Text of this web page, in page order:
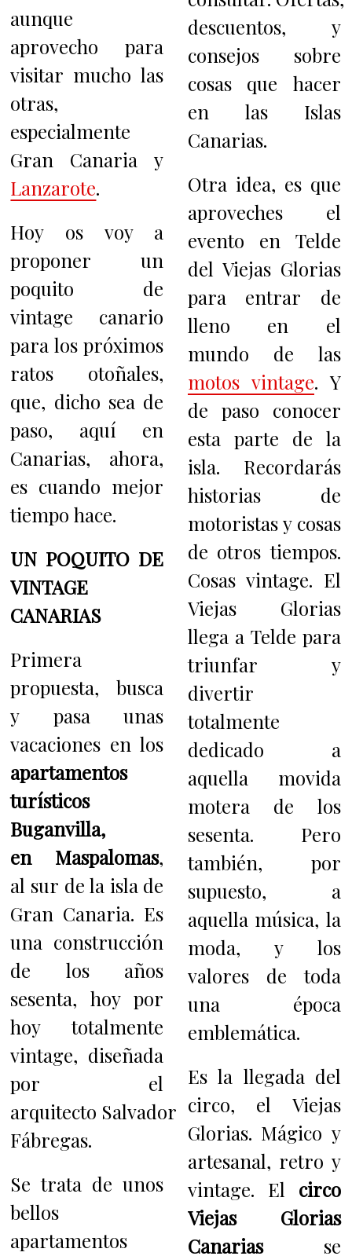
aunque
aprovecho para
visitar mucho las
otras,
especialmente
Gran Canaria y
Lanzarote.
Hoy os voy a
proponer un
poquito de
vintage canario
para los próximos
ratos otoñales,
que, dicho sea de
paso, aquí en
Canarias, ahora,
es cuando mejor
tiempo hace.
UN POQUITO DE
VINTAGE
CANARIAS
Primera
propuesta, busca
y pasa unas
vacaciones en los
apartamentos
turísticos
Buganvilla,
en Maspalomas,
al sur de la isla de
Gran Canaria. Es
una construcción
de los años
sesenta, hoy por
hoy totalmente
vintage, diseñada
por el
arquitecto Salvador
Fábregas.
Se trata de unos
bellos
apartamentos
descuentos, y
consejos sobre
cosas que hacer
en las Islas
Canarias.
Otra idea, es que
aproveches el
evento en Telde
del Viejas Glorias
para entrar de
lleno en el
mundo de las
motos vintage. Y
de paso conocer
esta parte de la
isla. Recordarás
historias de
motoristas y cosas
de otros tiempos.
Cosas vintage. El
Viejas Glorias
llega a Telde para
triunfar y
divertir
totalmente
dedicado a
aquella movida
motera de los
sesenta. Pero
también, por
supuesto, a
aquella música, la
moda, y los
valores de toda
una época
emblemática.
Es la llegada del
circo, el Viejas
Glorias. Mágico y
artesanal, retro y
vintage. El circo
Viejas Glorias
Canarias se